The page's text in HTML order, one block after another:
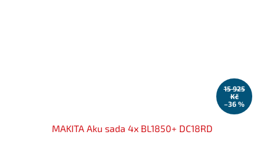
15 925
Kč
–36 %
MAKITA Aku sada 4x BL1850+ DC18RD